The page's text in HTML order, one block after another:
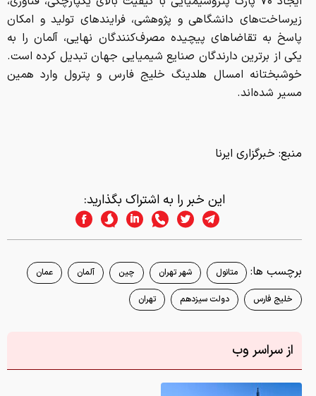
زیرساخت‌های دانشگاهی و پژوهشی، فرایندهای تولید و امکان
پاسخ به تقاضاهای پیچیده مصرف‌کنندگان نهایی، آلمان را به
یکی از برترین دارندگان صنایع شیمیایی جهان تبدیل کرده است.
خوشبختانه امسال هلدینگ خلیج فارس و پترول وارد همین
مسیر شده‌اند.
منبع: خبرگزاری ایرنا
این خبر را به اشتراک بگذارید:
برچسب ها: متانول شهر تهران چین آلمان عمان
خلیج فارس دولت سیزدهم تهران
از سراسر وب